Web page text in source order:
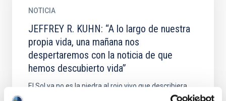
NOTICIA
JEFFREY R. KUHN: “A lo largo de nuestra
propia vida, una mañana nos
despertaremos con la noticia de que
hemos descubierto vida”
El Sol ya no es la piedra al rojo vivo que describiera
Anaxágoras. Imaginamos un infierno en su interior y